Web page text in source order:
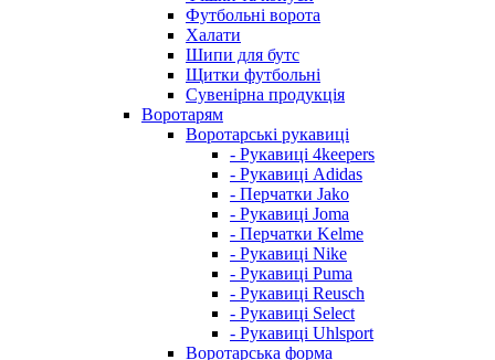
Футбольні ворота
Халати
Шипи для бутс
Щитки футбольні
Сувенірна продукція
Воротарям
Воротарські рукавиці
- Рукавиці 4keepers
- Рукавиці Adidas
- Перчатки Jako
- Рукавиці Joma
- Перчатки Kelme
- Рукавиці Nike
- Рукавиці Puma
- Рукавиці Reusch
- Рукавиці Select
- Рукавиці Uhlsport
Воротарська форма